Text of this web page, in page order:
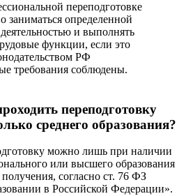
переподготовке
заниматься определенной
и выполнять
функции, если это
РФ
требования соблюдены.
переподготовку
среднего образования?
можно лишь при наличии
или высшего образования
согласно ст. 76 ФЗ
в Российской Федерации».